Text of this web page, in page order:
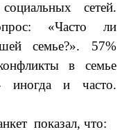
сетей.
«Часто ли
семье?». 57%
в семье
иногда и часто.
показал, что: